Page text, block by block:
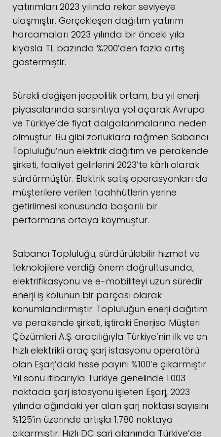
yatırımları 2023 yılında rekor seviyeye
ulaşmıştır. Gerçekleşen dağıtım yatırım
harcamaları 2023 yılında bir önceki yıla
kıyasla TL bazında %200’den fazla artış
göstermiştir.
Sürekli değişen jeopolitik ortam, bu yıl enerji
piyasalarında sarsıntıya yol açarak Avrupa
ve Türkiye’de fiyat dalgalanmalarına neden
olmuştur. Bu gibi zorluklara rağmen Sabancı
Topluluğu’nun elektrik dağıtım ve perakende
şirketi, faaliyet gelirlerini 2023’te kârlı olarak
sürdürmüştür. Elektrik satış operasyonları da
müşterilere verilen taahhütlerin yerine
getirilmesi konusunda başarılı bir
performans ortaya koymuştur.
Sabancı Topluluğu, sürdürülebilir hizmet ve
teknolojilere verdiği önem doğrultusunda,
elektrifikasyonu ve e-mobiliteyi uzun süredir
enerji iş kolunun bir parçası olarak
konumlandırmıştır. Topluluğun enerji dağıtım
ve perakende şirketi, iştiraki Enerjisa Müşteri
Çözümleri A.Ş. aracılığıyla Türkiye’nin ilk ve en
hızlı elektrikli araç şarj istasyonu operatörü
olan Eşarj’daki hisse payını %100’e çıkarmıştır.
Yıl sonu itibarıyla Türkiye genelinde 1.003
noktada şarj istasyonu işleten Eşarj, 2023
yılında ağındaki yer alan şarj noktası sayısını
%125’in üzerinde artışla 1.780 noktaya
çıkarmıştır. Hızlı DC şarj alanında Türkiye’de